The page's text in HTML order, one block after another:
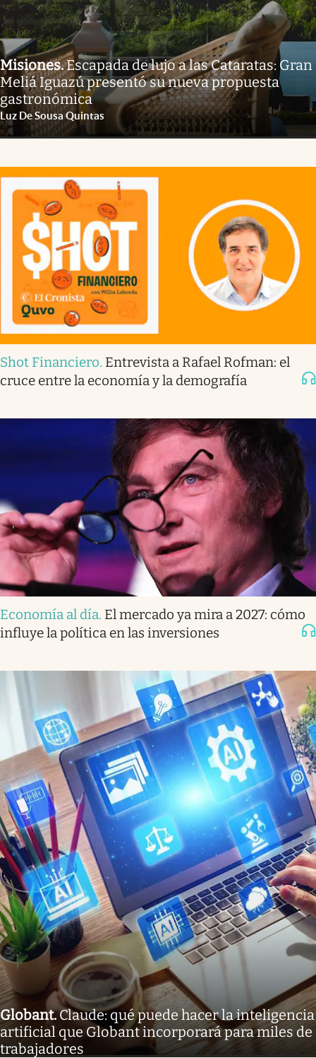
Misiones.Escapada de lujo a las Cataratas: Gran
Meliá Iguazú presentó su nueva propuesta
gastronómica
Luz De Sousa Quintas
Shot Financiero. Entrevista a Rafael Rofman: el
cruce entre la economía y la demografía
Economía al día. El mercado ya mira a 2027: cómo
influye la política en las inversiones
Globant.Claude: qué puede hacer la inteligencia
artificial que Globant incorporará para miles de
trabajadores